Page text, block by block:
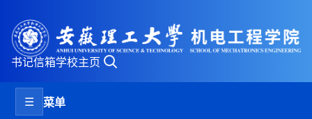
书记信箱学校主页
☰ 菜单